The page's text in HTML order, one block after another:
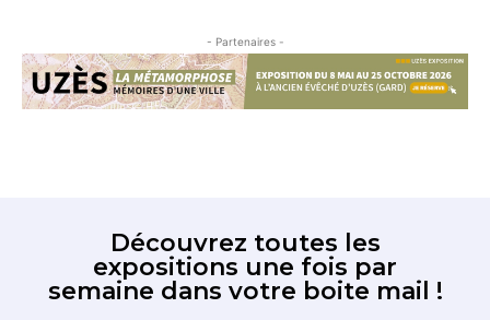
- Partenaires -
Découvrez toutes les
expositions une fois par
semaine dans votre boite mail !